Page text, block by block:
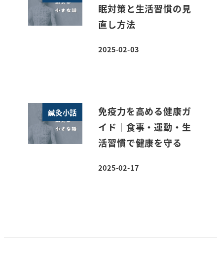
眠対策と生活習慣の見
直し方法
投稿日
2025-02-03
鍼灸小話
免疫力を高める健康ガ
イド｜食事・運動・生
活習慣で健康を守る
投稿日
2025-02-17